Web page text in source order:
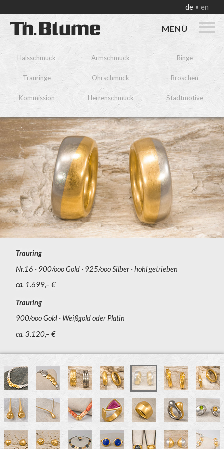
de en
MENÜ
Halsschmuck Armschmuck Ringe
Trauringe Ohrschmuck Broschen
Kommission Herrenschmuck Stadtmotive
Trauring
Nr.16
900/ooo Gold 925/ooo Silber hohl getrieben
ca. 1.699,– €
Trauring
900/ooo Gold
Weißgold oder Platin
ca. 3.120,– €